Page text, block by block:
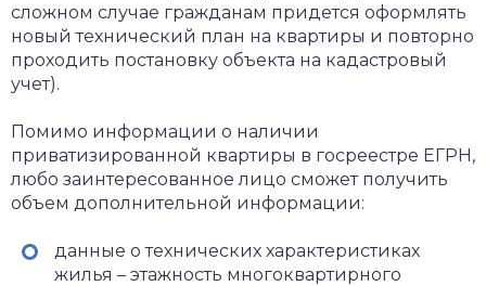
сложном случае гражданам придется оформлять
новый технический план на квартиры и повторно
проходить постановку объекта на кадастровый
учет).
Помимо информации о наличии
приватизированной квартиры в госреестре ЕГРН,
любо заинтересованное лицо сможет получить
объем дополнительной информации:
данные о технических характеристиках
жилья – этажность многоквартирного